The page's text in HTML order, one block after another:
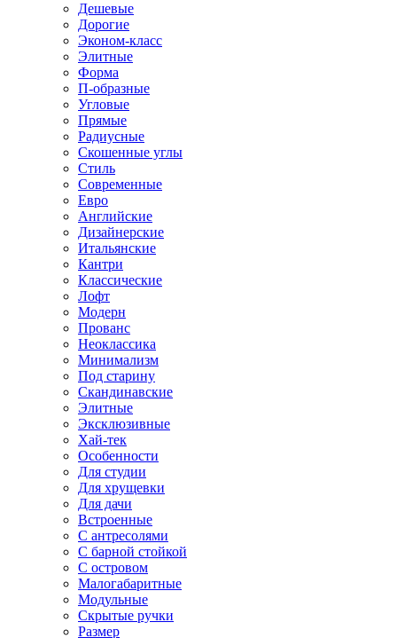
Дешевые
Дорогие
Эконом-класс
Элитные
Форма
П-образные
Угловые
Прямые
Радиусные
Скошенные углы
Стиль
Современные
Евро
Английские
Дизайнерские
Итальянские
Кантри
Классические
Лофт
Модерн
Прованс
Неоклассика
Минимализм
Под старину
Скандинавские
Элитные
Эксклюзивные
Хай-тек
Особенности
Для студии
Для хрущевки
Для дачи
Встроенные
С антресолями
С барной стойкой
С островом
Малогабаритные
Модульные
Скрытые ручки
Размер